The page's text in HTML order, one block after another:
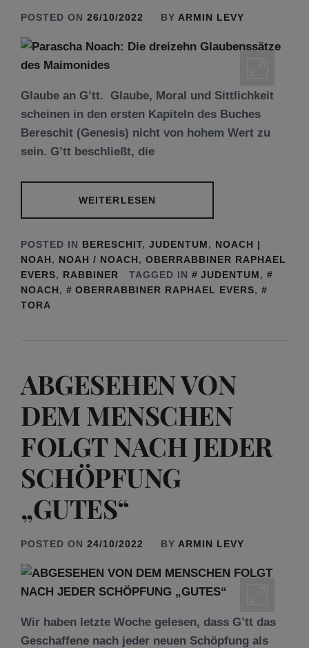
POSTED ON 26/10/2022 BY ARMIN LEVY
Glaube an G’tt. Glaube, Moral und Sittlichkeit
scheinen in den ersten Kapiteln des Buches
Bereschit (Genesis) nicht von hohem Wert zu
sein. G’tt beschließt, die
WEITERLESEN
POSTED IN BERESCHIT, JUDENTUM, NOACH |
NOAH, NOAH / NOACH, OBERRABBINER RAPHAEL
EVERS, RABBINER TAGGED IN JUDENTUM,
NOACH, OBERRABBINER RAPHAEL EVERS,
TORA
ABGESEHEN VON
DEM MENSCHEN
FOLGT NACH JEDER
SCHÖPFUNG
„GUTES“
POSTED ON 24/10/2022 BY ARMIN LEVY
Wir haben letzte Woche gelesen, dass G’tt das
Geschaffene nach jeder neuen Schöpfung als